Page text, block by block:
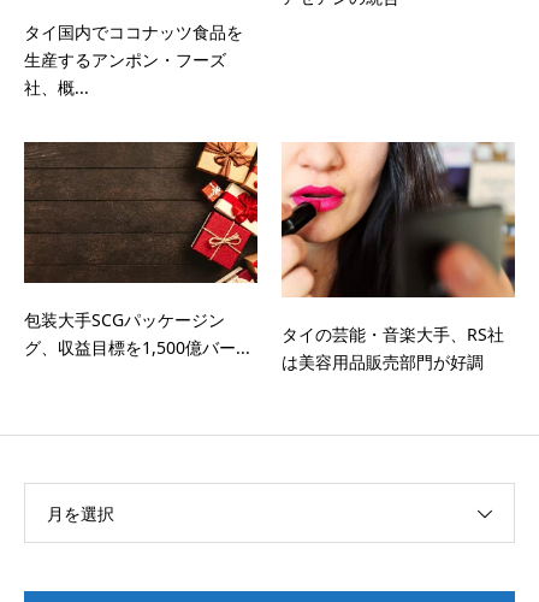
タイ国内でココナッツ食品を
生産するアンポン・フーズ
社、概...
包装大手SCGパッケージン
グ、収益目標を1,500億バー...
タイの芸能・音楽大手、RS社
は美容用品販売部門が好調
月を選択